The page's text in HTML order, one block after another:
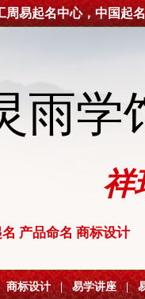
易起名中心，中国起名
雨学
祥
产品命名 商标设计
商标设计 | 易学讲座 |